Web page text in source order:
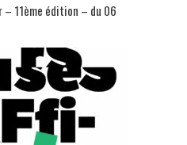
11ème édition – du 06